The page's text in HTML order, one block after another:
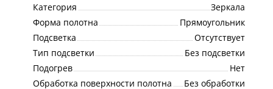
Категория
Зеркала
Форма полотна
Прямоугольник
Подсветка
Отсутствует
Тип подсветки
Без подсветки
Подогрев
Нет
Обработка поверхности полотна
Без обработки